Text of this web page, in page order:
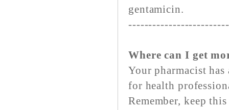
gentamicin.
Where can I get
Your pharmacist
for health
Remember, keep